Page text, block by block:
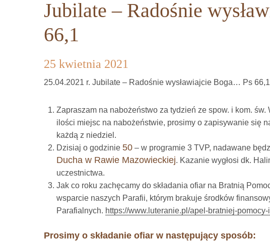
Jubilate – Radośnie
66,1
25 kwietnia 2021
25.04.2021 r. Jubilate – Radośnie wysławiajcie Boga… Ps 66,1
Zapraszam na nabożeństwo za tydzień ze spow. i kom.
ilości miejsc na nabożeństwie, prosimy o zapisywanie się
każdą z niedziel.
Dzisiaj o godzinie 50 – w programie 3 TVP, nadawane
Ducha w Rawie Mazowieckiej. Kazanie wygłosi dk.
uczestnictwa.
Jak co roku zachęcamy do składania ofiar na Bratnią
wsparcie naszych Parafii, którym brakuje środków
Parafialnych. https://www.luteranie.pl/apel-bratniej-
Prosimy o składanie ofiar w następujący sposób: